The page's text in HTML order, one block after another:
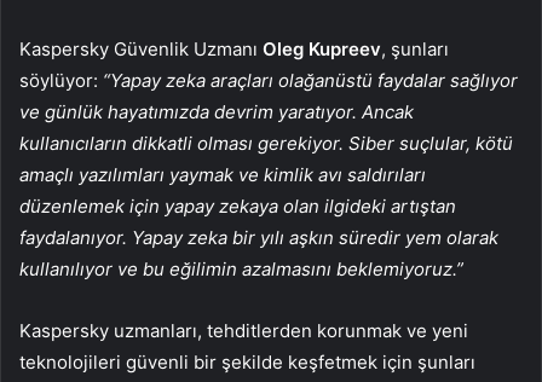
Kaspersky Güvenlik Uzmanı Oleg Kupreev, şunları
söylüyor: “Yapay zeka araçları olağanüstü faydalar sağlıyor
ve günlük hayatımızda devrim yaratıyor. Ancak
kullanıcıların dikkatli olması gerekiyor. Siber suçlular, kötü
amaçlı yazılımları yaymak ve kimlik avı saldırıları
düzenlemek için yapay zekaya olan ilgideki artıştan
faydalanıyor. Yapay zeka bir yılı aşkın süredir yem olarak
kullanılıyor ve bu eğilimin azalmasını beklemiyoruz.”
Kaspersky uzmanları, tehditlerden korunmak ve yeni
teknolojileri güvenli bir şekilde keşfetmek için şunları